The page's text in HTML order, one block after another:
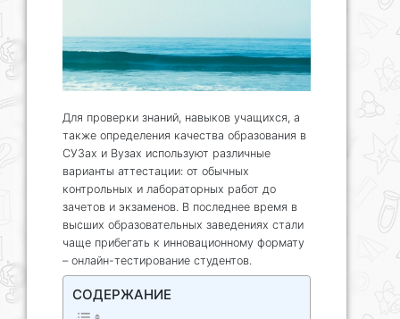
Для проверки знаний, навыков учащихся, а
также определения качества образования в
СУЗах и Вузах используют различные
варианты аттестации: от обычных
контрольных и лабораторных работ до
зачетов и экзаменов. В последнее время в
высших образовательных заведениях стали
чаще прибегать к инновационному формату
– онлайн-тестирование студентов.
СОДЕРЖАНИЕ